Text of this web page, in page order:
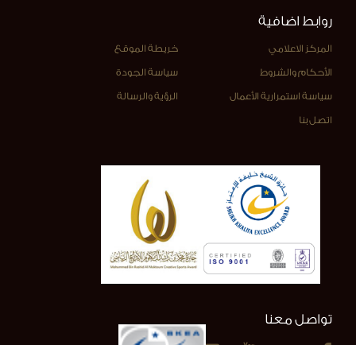
روابط اضافية
المركز الاعلامي خريطة الموقع
الأحكام والشروط سياسة الجودة
سياسة استمرارية الأعمال الرؤية والرسالة
اتصل بنا
تواصل معنا